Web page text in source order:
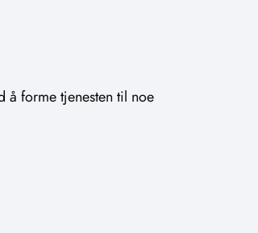
forme tjenesten til noe